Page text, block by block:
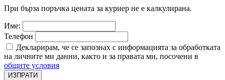
При бърза поръчка цената за куриер не е калкулирана.
Име:
Телефон
Декларирам, че се запознах с информацията за обработката
на личните ми данни, както и за правата ми, посочени в
общите условия
ИЗПРАТИ